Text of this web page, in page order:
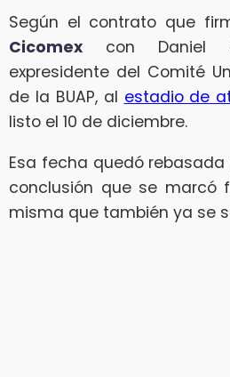
Según el contrato que
Cicomex con Daniel
expresidente del Comité
de la BUAP, al estadio de
listo el 10 de diciembre.
Esa fecha quedó
conclusión que se marcó
misma que también ya se